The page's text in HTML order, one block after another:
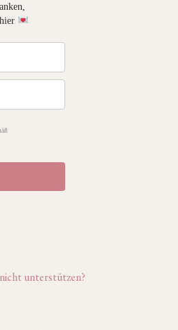
unterstützen?